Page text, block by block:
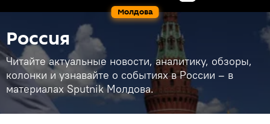
Молдова
Россия
Читайте актуальные новости, аналитику, обзоры,
колонки и узнавайте о событиях в России – в
материалах Sputnik Молдова.